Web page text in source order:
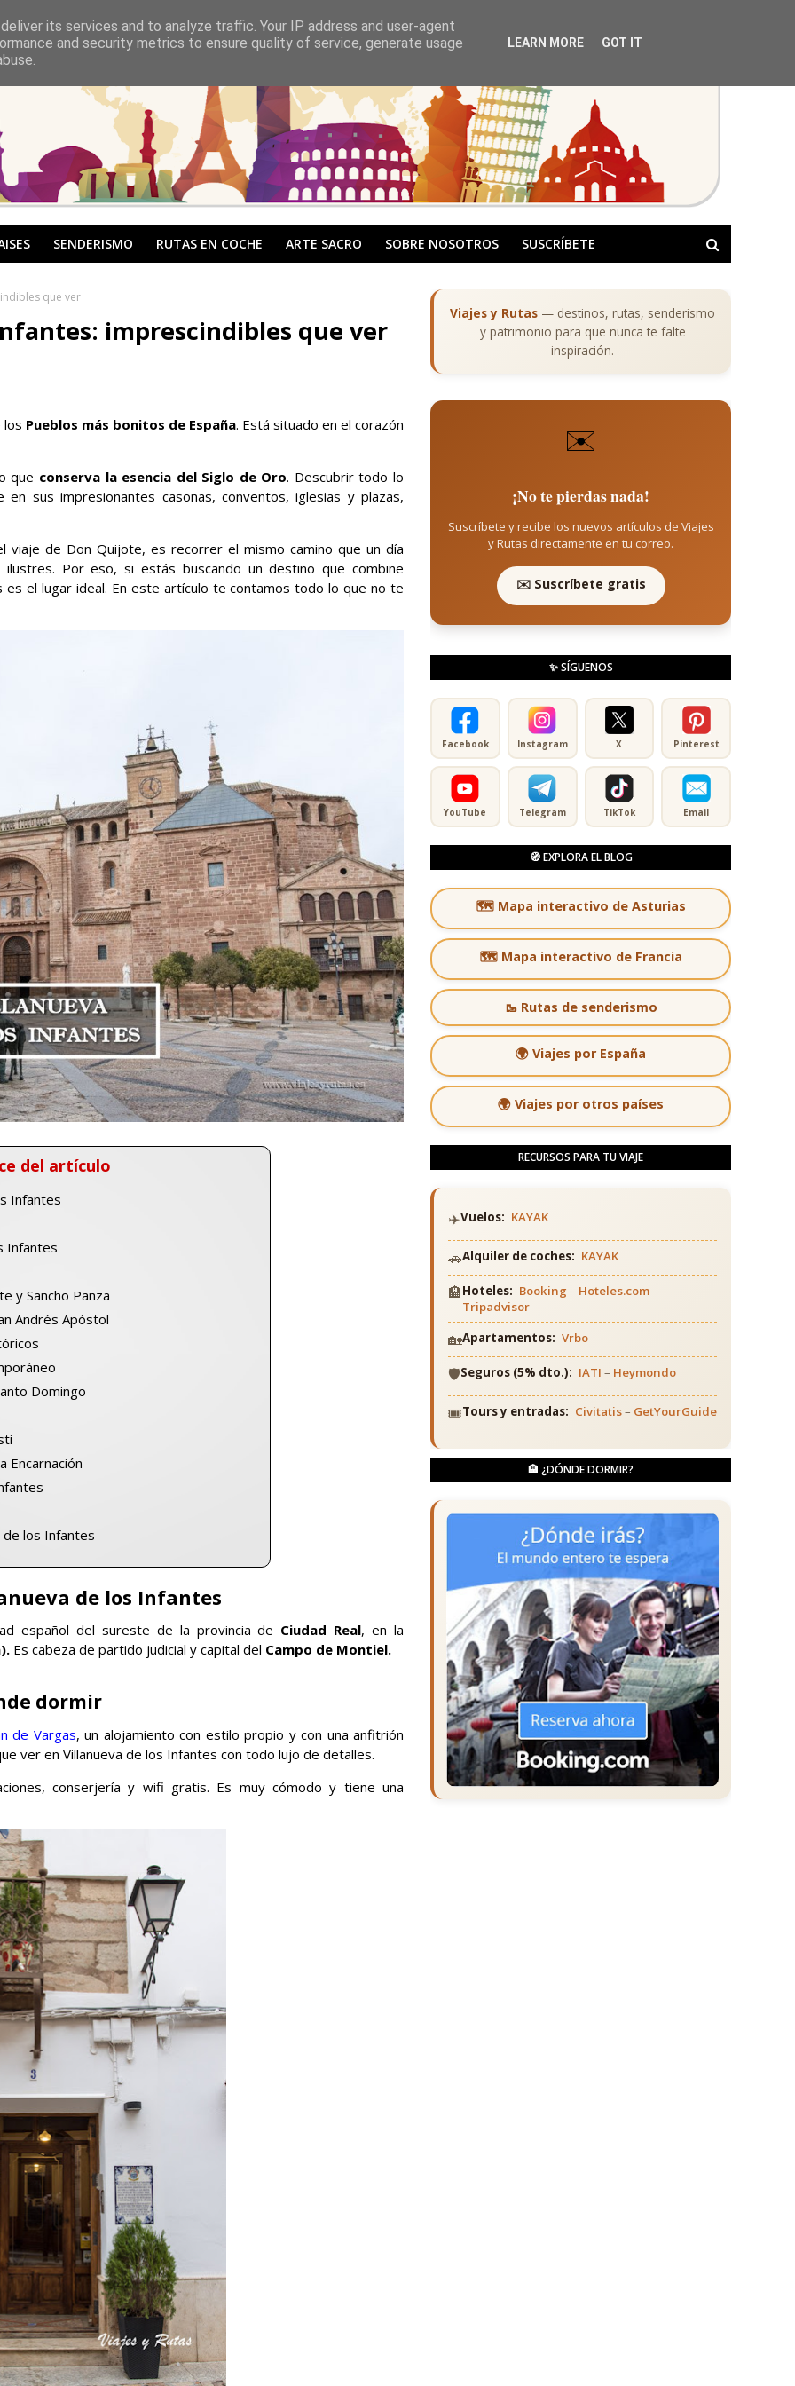
SENDERISMO RUTAS EN COCHE ARTE SACRO SOBRE NOSOTROS SUSCRÍBETE
que ver
imprescindibles que ver
los Pueblos más bonitos de España. Está situado en el corazón
que conserva la esencia del Siglo de Oro. Descubrir todo lo
sus impresionantes casonas, conventos, iglesias y plazas,
viaje de Don Quijote, es recorrer el mismo camino que un día
Por eso, si estás buscando un destino que combine
el lugar ideal. En este artículo te contamos todo lo que no te
del artículo
Infantes
Infantes
y Sancho Panza
Andrés Apóstol
Domingo
Encarnación
de los Infantes
de los Infantes
español del sureste de la provincia de Ciudad Real, en la
Es cabeza de partido judicial y capital del Campo de Montiel.
dormir
de Vargas, un alojamiento con estilo propio y con una anfitrión
ver en Villanueva de los Infantes con todo lujo de detalles.
conserjería y wifi gratis. Es muy cómodo y tiene una
Viajes y Rutas — destinos, rutas, senderismo
y patrimonio para que nunca te falte
inspiración.
✉️
¡No te pierdas nada!
Suscríbete y recibe los nuevos artículos de Viajes
y Rutas directamente en tu correo.
✉️ Suscríbete gratis
✨ SÍGUENOS
Facebook Instagram X Pinterest
YouTube Telegram TikTok Email
🧭 EXPLORA EL BLOG
🗺️ Mapa interactivo de Asturias
🗺️ Mapa interactivo de Francia
🥾 Rutas de senderismo
🌍 Viajes por España
🌍 Viajes por otros países
RECURSOS PARA TU VIAJE
✈️Vuelos: KAYAK
🚗Alquiler de coches: KAYAK
🏨Hoteles: Booking – Hoteles.com–
Tripadvisor
🏡Apartamentos: Vrbo
🛡️Seguros (5% dto.): IATI – Heymondo
🎟️Tours y entradas: Civitatis– GetYourGuide
🏨 ¿DÓNDE DORMIR?
its services and to analyze traffic. Your IP address and user-agent
and security metrics to ensure quality of service, generate usage
LEARN MORE GOT IT